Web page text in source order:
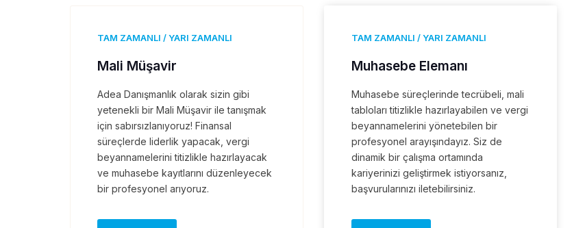
TAM ZAMANLI / YARI ZAMANLI
Mali Müşavir
Adea Danışmanlık olarak sizin gibi
yetenekli bir Mali Müşavir ile tanışmak
için sabırsızlanıyoruz! Finansal
süreçlerde liderlik yapacak, vergi
beyannamelerini titizlikle hazırlayacak
ve muhasebe kayıtlarını düzenleyecek
bir profesyonel arıyoruz.
TAM ZAMANLI / YARI ZAMANLI
Muhasebe Elemanı
Muhasebe süreçlerinde tecrübeli, mali
tabloları titizlikle hazırlayabilen ve vergi
beyannamelerini yönetebilen bir
profesyonel arayışındayız. Siz de
dinamik bir çalışma ortamında
kariyerinizi geliştirmek istiyorsanız,
başvurularınızı iletebilirsiniz.